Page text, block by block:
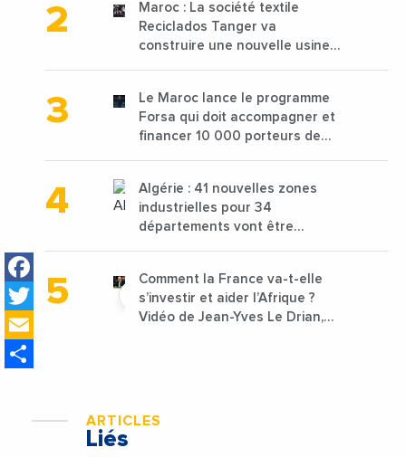
Facebook
Twitter
Maroc : La société textile
Reciclados Tanger va
construire une nouvelle usine
Le Maroc lance le programme
Forsa qui doit accompagner et
financer 10 000 porteurs de
Algérie : 41 nouvelles zones
industrielles pour 34
départements vont être
Comment la France va-t-elle
s’investir et aider l’Afrique ?
Vidéo de Jean-Yves Le Drian,
ARTICLES
Liés